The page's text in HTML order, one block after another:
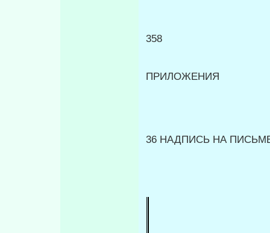
358
ПРИЛОЖЕНИЯ
36 НАДПИСЬ НА